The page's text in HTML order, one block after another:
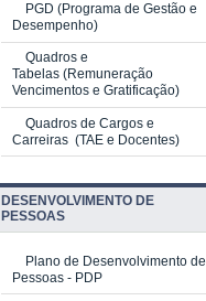
PGD (Programa de Gestão e
Desempenho)
Quadros e
Tabelas (Remuneração
Vencimentos e Gratificação)
Quadros de Cargos e
Carreiras (TAE e Docentes)
DESENVOLVIMENTO DE
PESSOAS
Plano de Desenvolvimento de
Pessoas - PDP